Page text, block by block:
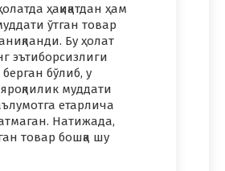
ҳақиқатдан ҳам
ўтган товар
Бу ҳолат
эътиборсизлиги
бўлиб, у
муддати
етарлича
Натижада,
товар бошқа шу